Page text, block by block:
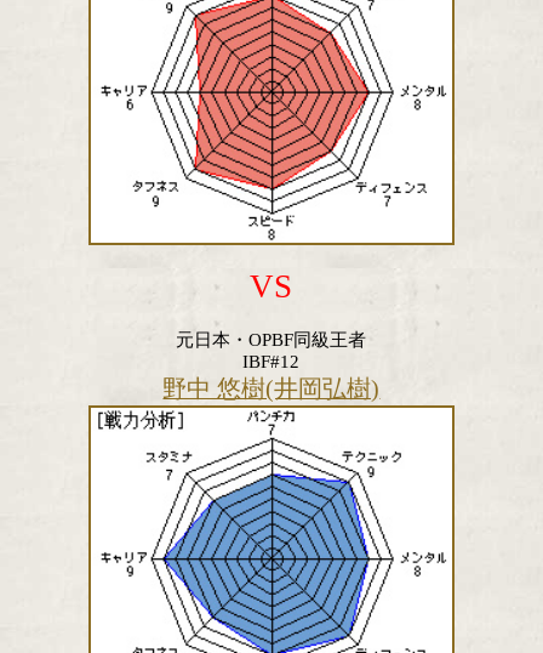
OPBF・WBO-AP同級王者
IBF#10,WBO#12
井上 岳志(ワールドS)
VS
元日本・OPBF同級王者
IBF#12
野中 悠樹(井岡弘樹)